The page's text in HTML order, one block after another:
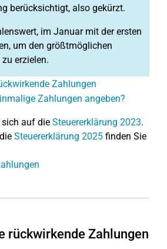
berücksichtigt, also gekürzt.
im Januar mit der ersten
um den größtmöglichen
erzielen.
Zahlungen
Zahlungen angeben?
sich auf die Steuererklärung 2023.
Steuererklärung 2025 finden Sie
rückwirkende Zahlungen